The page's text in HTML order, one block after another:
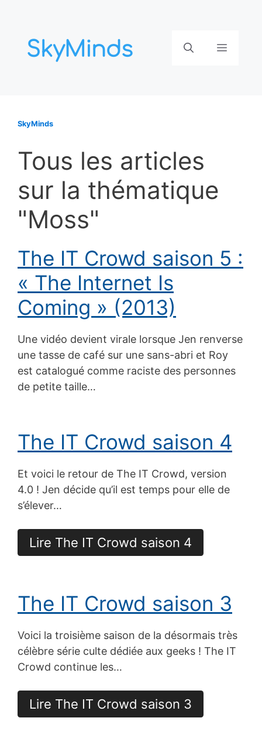
contenu
Menu
SkyMinds
Tous les articles
sur la thématique
"Moss"
The IT Crowd saison 5 :
« The Internet Is
Coming » (2013)
Une vidéo devient virale lorsque Jen renverse
une tasse de café sur une sans-abri et Roy
est catalogué comme raciste des personnes
de petite taille…
The IT Crowd saison 4
Et voici le retour de The IT Crowd, version
4.0 ! Jen décide qu’il est temps pour elle de
s’élever…
Lire The IT Crowd saison 4
The IT Crowd saison 3
Voici la troisième saison de la désormais très
célèbre série culte dédiée aux geeks ! The IT
Crowd continue les…
Lire The IT Crowd saison 3